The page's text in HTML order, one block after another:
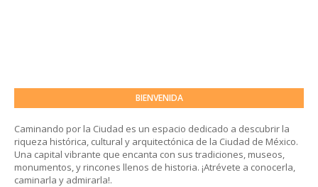
BIENVENIDA
Caminando por la Ciudad es un espacio dedicado a descubrir la
riqueza histórica, cultural y arquitectónica de la Ciudad de México.
Una capital vibrante que encanta con sus tradiciones, museos,
monumentos, y rincones llenos de historia. ¡Atrévete a conocerla,
caminarla y admirarla!.